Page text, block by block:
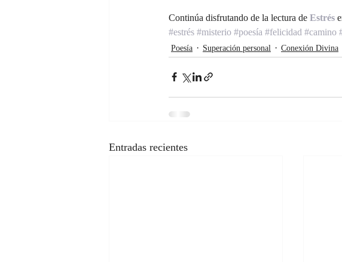
Continúa disfrutando de la lectura de Estrés
#estrés #misterio #poesía #felicidad #camino
Poesía Superación personal Conexión Divina
Entradas recientes